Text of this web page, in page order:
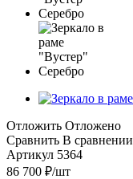
Отложить Отложено
Сравнить В сравнении
Артикул 5364
86 700 ₽/шт